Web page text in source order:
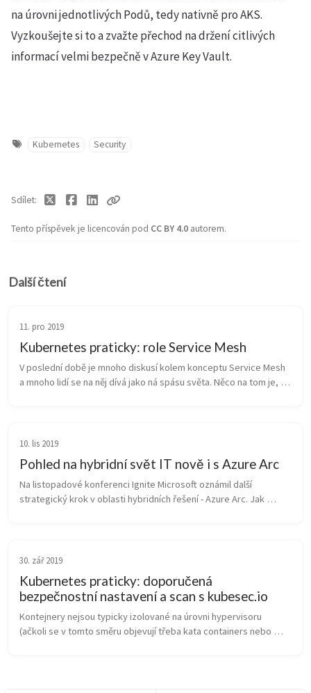
na úrovni jednotlivých Podů, tedy nativně pro AKS.
Vyzkoušejte si to a zvažte přechod na držení citlivých
informací velmi bezpečně v Azure Key Vault.
Kubernetes Security
Tento příspěvek je licencován pod CC BY 4.0 autorem.
Sdílet
Další čtení
11. pro 2019
Kubernetes praticky: role Service Mesh
V poslední době je mnoho diskusí kolem konceptu Service Mesh
a mnoho lidí se na něj dívá jako ná spásu světa. Něco na tom je,
10. lis 2019
Pohled na hybridní svět IT nově i s Azure Arc
Na listopadové konferenci Ignite Microsoft oznámil další
strategický krok v oblasti hybridních řešení - Azure Arc. Jak
30. zář 2019
Kubernetes praticky: doporučená
bezpečnostní nastavení a scan s kubesec.io
Kontejnery nejsou typicky izolované na úrovni hypervisoru
(ačkoli se v tomto směru objevují třeba kata containers nebo